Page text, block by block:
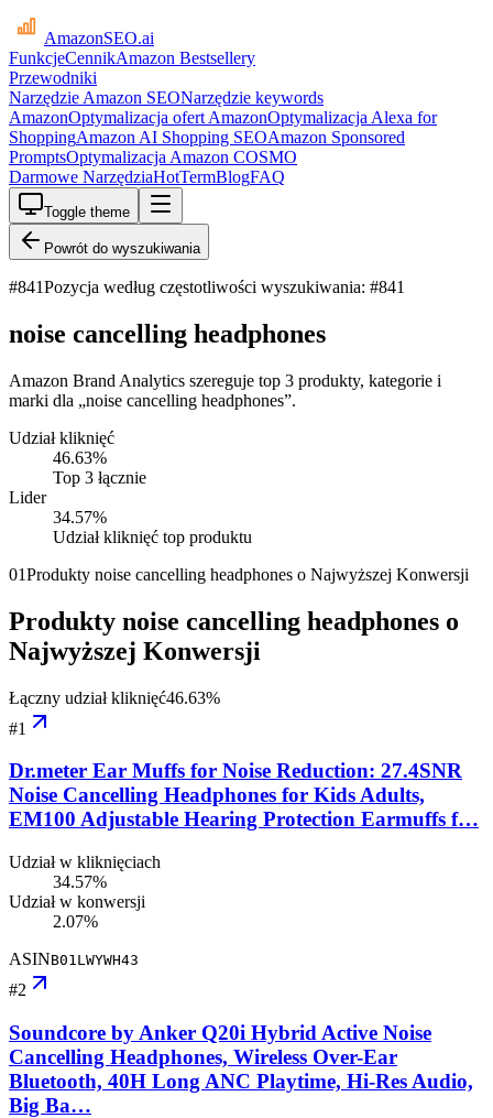
AmazonSEO.ai
FunkcjeCennikAmazon Bestsellery
Przewodniki
Narzędzie Amazon SEONarzędzie keywords
AmazonOptymalizacja ofert AmazonOptymalizacja Alexa for
ShoppingAmazon AI Shopping SEOAmazon Sponsored
PromptsOptymalizacja Amazon COSMO
Darmowe NarzędziaHotTermBlogFAQ
Toggle theme
Powrót do wyszukiwania
#841Pozycja według częstotliwości wyszukiwania: #841
noise cancelling headphones
Amazon Brand Analytics szereguje top 3 produkty, kategorie i
marki dla „noise cancelling headphones”.
Udział kliknięć
46.63%
Top 3 łącznie
Lider
34.57%
Udział kliknięć top produktu
01Produkty noise cancelling headphones o Najwyższej Konwersji
Produkty noise cancelling headphones o
Najwyższej Konwersji
Łączny udział kliknięć46.63%
#1
Dr.meter Ear Muffs for Noise Reduction: 27.4SNR
Noise Cancelling Headphones for Kids Adults,
EM100 Adjustable Hearing Protection Earmuffs f…
Udział w kliknięciach
34.57%
Udział w konwersji
2.07%
ASINB01LWYWH43
#2
Soundcore by Anker Q20i Hybrid Active Noise
Cancelling Headphones, Wireless Over-Ear
Bluetooth, 40H Long ANC Playtime, Hi-Res Audio,
Big Ba…